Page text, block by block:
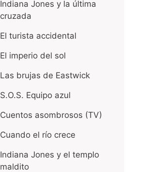
Indiana Jones y la última
cruzada
El turista accidental
El imperio del sol
Las brujas de Eastwick
S.O.S. Equipo azul
Cuentos asombrosos (TV)
Cuando el río crece
Indiana Jones y el templo
maldito